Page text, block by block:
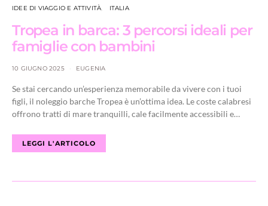
IDEE DI VIAGGIO E ATTIVITÀ ITALIA
Tropea in barca: 3 percorsi ideali per
famiglie con bambini
10 GIUGNO 2025 EUGENIA
Se stai cercando un’esperienza memorabile da vivere con i tuoi
figli, il noleggio barche Tropea è un’ottima idea. Le coste calabresi
offrono tratti di mare tranquilli, cale facilmente accessibili e…
LEGGI L'ARTICOLO